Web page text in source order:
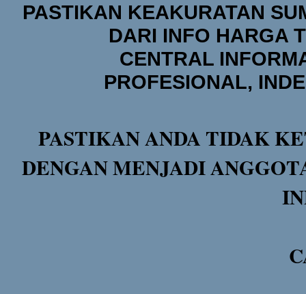
PASTIKAN KEAKURATAN
DARI INFO HARGA
CENTRAL
PROFESIONAL,
PASTIKAN ANDA TIDAK
DENGAN MENJADI